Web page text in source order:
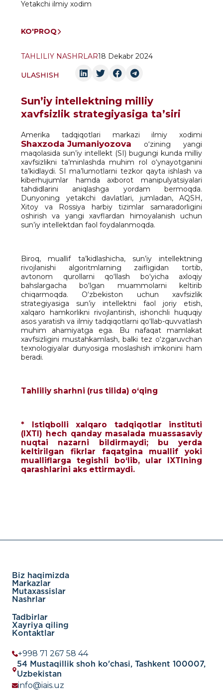
Yetakchi ilmiy xodim
KO'PROQ
TAHLILIY NASHRLAR18 Dekabr 2024
ULASHISH
Sun’iy intellektning milliy
xavfsizlik strategiyasiga ta’siri
Amerika tadqiqotlari markazi ilmiy xodimi
Shaxzoda Jumaniyozova o‘zining yangi
maqolasida sun’iy intellekt (SI) bugungi kunda milliy
xavfsizlikni ta’minlashda muhim rol o‘ynayotganini
ta’kidlaydi. SI ma’lumotlarni tezkor qayta ishlash va
kiberhujumlar hamda axborot manipulyatsiyalari
tahdidlarini aniqlashga yordam bermoqda.
Dunyoning yetakchi davlatlari, jumladan, AQSH,
Xitoy va Rossiya harbiy tizimlar samaradorligini
oshirish va yangi xavflardan himoyalanish uchun
sun’iy intellektdan faol foydalanmoqda.
Biroq, muallif ta’kidlashicha, sun’iy intellektning
rivojlanishi algoritmlarning zaifligidan tortib,
avtonom qurollarni qo‘llash bo‘yicha axloqiy
bahslargacha bo‘lgan muammolarni keltirib
chiqarmoqda. O‘zbekiston uchun xavfsizlik
strategiyasiga sun’iy intellektni faol joriy etish,
xalqaro hamkorlikni rivojlantirish, ishonchli huquqiy
asos yaratish va ilmiy tadqiqotlarni qo‘llab-quvvatlash
muhim ahamiyatga ega. Bu nafaqat mamlakat
xavfsizligini mustahkamlash, balki tez o‘zgaruvchan
texnologiyalar dunyosiga moslashish imkonini ham
beradi.
Tahliliy sharhni (rus tilida) o‘qing
* Istiqbolli xalqaro tadqiqotlar instituti
(IXTI) hech qanday masalada muassasaviy
nuqtai nazarni bildirmaydi; bu yerda
keltirilgan fikrlar faqatgina muallif yoki
mualliflarga tegishli bo‘lib, ular IXTIning
qarashlarini aks ettirmaydi.
Biz haqimizda
Markazlar
Mutaxassislar
Nashrlar
Tadbirlar
Xayriya qiling
Kontaktlar
+998 71 267 58 44
54 Mustaqillik shoh ko'chasi, Tashkent 100007,
Uzbekistan
info@iais.uz